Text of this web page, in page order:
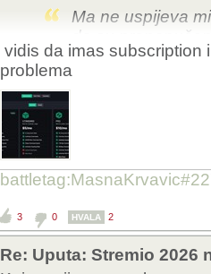
Ma ne uspijeva
da su
Ja sam se upravo
Srećom RD mi vrijedi
produžio.
Torbox se mora svaki
za više mjeseci?
vidis da imas subscription
problema
3 0 HVALA 2
Re: Uputa: Stremio 2026